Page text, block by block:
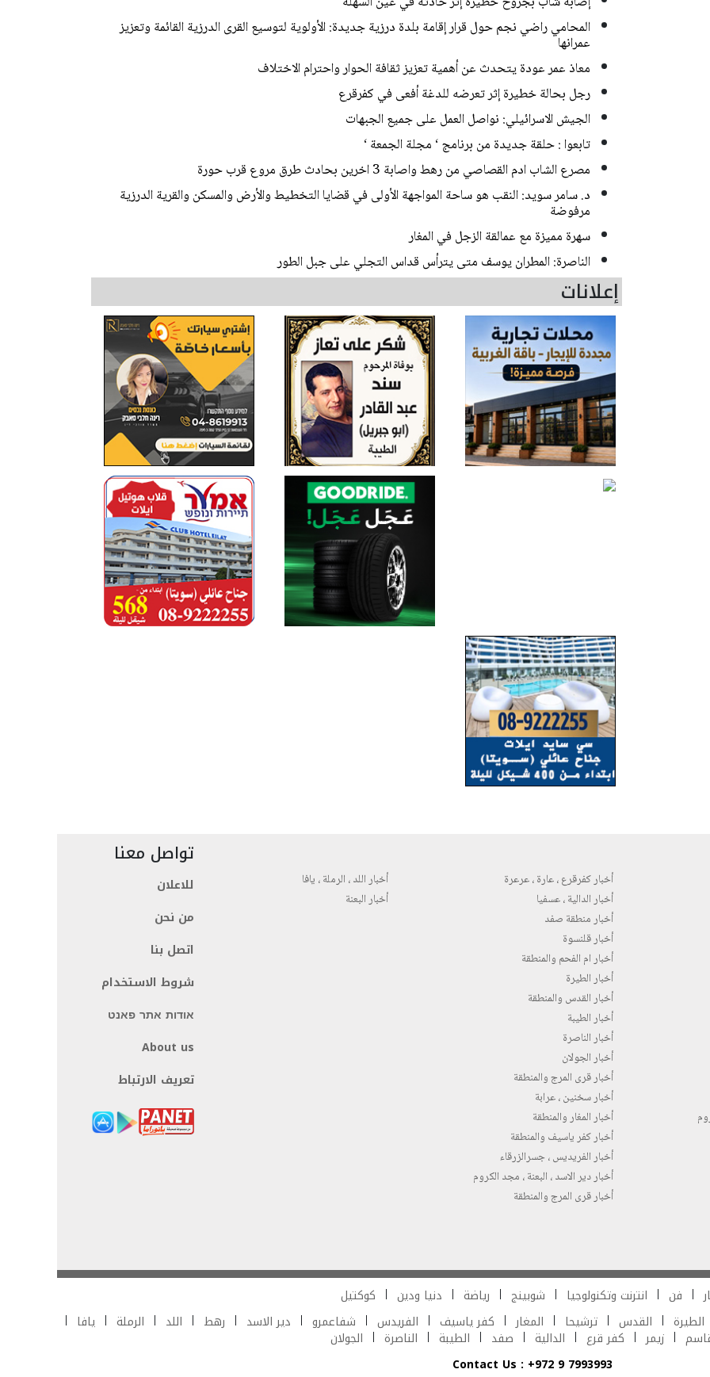
المحامي راضي نجم حول قرار إقامة بلدة درزية جديدة: الأولوية لتوسيع القرى الدرزية القائمة وتعزيز
عمرانها
معاذ عمر عودة يتحدث عن أهمية تعزيز ثقافة الحوار واحترام الاختلاف
رجل بحالة خطيرة إثر تعرضه للدغة أفعى في كفرقرع
الجيش الاسرائيلي: نواصل العمل على جميع الجبهات
تابعوا : حلقة جديدة من برنامج ‘ مجلة الجمعة ‘
مصرع الشاب ادم القصاصي من رهط واصابة 3 اخرين بحادث طرق مروع قرب حورة
د. سامر سويد: النقب هو ساحة المواجهة الأولى في قضايا التخطيط والأرض والمسكن والقرية الدرزية
مرفوضة
سهرة مميزة مع عمالقة الزجل في المغار
الناصرة: المطران يوسف متى يترأس قداس التجلي على جبل الطور
إعلانات
أخبار كفرقرع ، عارة ، عرعرة
أخبار الدالية ، عسفيا
أخبار منطقة صفد
أخبار قلنسوة
أخبار ام الفحم والمنطقة
أخبار الطيرة
أخبار القدس والمنطقة
أخبار الطيبة
أخبار الناصرة
أخبار الجولان
أخبار قرى المرج والمنطقة
أخبار سخنين ، عرابة
أخبار المغار والمنطقة
أخبار كفر ياسيف والمنطقة
أخبار الفريديس ، جسرالزرقاء
أخبار دير الاسد ، البعنة ، مجد الكروم
أخبار قرى المرج والمنطقة
أخبار اللد ، الرملة ، يافا
أخبار البعنة
تواصل معنا
للاعلان
من نحن
اتصل بنا
شروط الاستخدام
אודות אתר פאנט
About us
تعريف الارتباط
فن انترنت وتكنولوجيا شوبينج رياضة دنيا ودين
كوكتيل
الطيرة القدس ترشيحا المغار كفر ياسيف الفريدس شفاعمرو دير الاسد رهط اللد الرملة يافا
زيمر كفر قرع الدالية صفد الطيبة الناصرة
الجولان
Contact Us : +972 9 7993993